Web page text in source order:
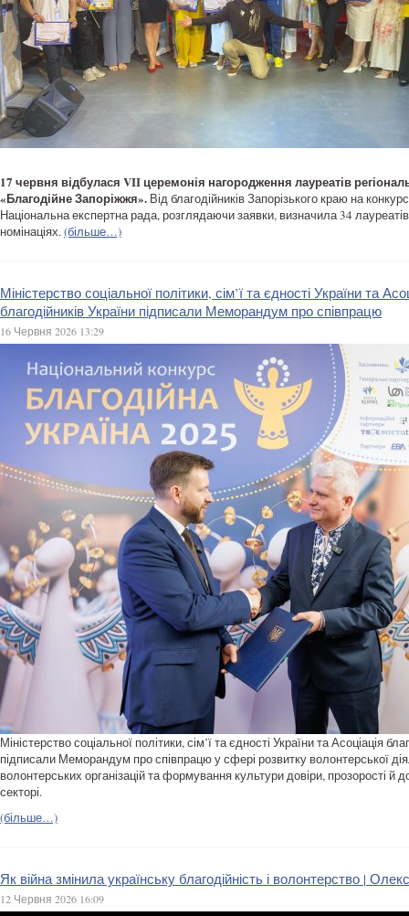
17 червня відбулася VII церемонія нагородження лауреатів
«Благодійне Запоріжжя». Від благодійників Запорізького краю на
Національна експертна рада, розглядаючи заявки, визначила 34
номінаціях.(більше…)
Міністерство соціальної політики, сім’ї та єдності України та
благодійників України підписали Меморандум про співпрацю
16 Червня 2026 13:29
Міністерство соціальної політики, сім’ї та єдності України та Асоціація
підписали Меморандум про співпрацю у сфері розвитку волонтерської
волонтерських організацій та формування культури довіри, прозорості й
секторі.
(більше…)
Як війна змінила українську благодійність і волонтерство |
12 Червня 2026 16:09